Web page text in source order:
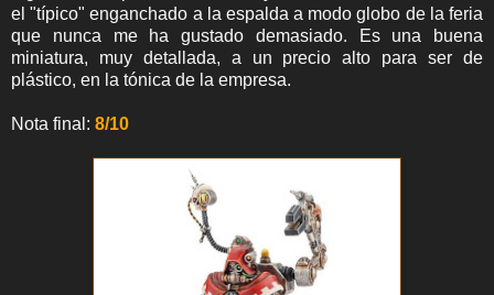
el "típico" enganchado a la espalda a modo globo de la feria
que nunca me ha gustado demasiado. Es una buena
miniatura, muy detallada, a un precio alto para ser de
plástico, en la tónica de la empresa.
Nota final: 8/10